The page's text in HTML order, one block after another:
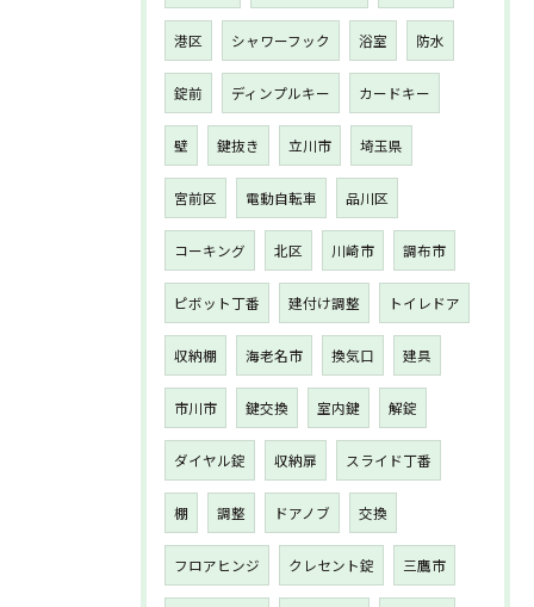
港区 シャワーフック 浴室 防水
錠前 ディンプルキー カードキー
壁 鍵抜き 立川市 埼玉県
宮前区 電動自転車 品川区
コーキング 北区 川崎市 調布市
ピボット丁番 建付け調整 トイレドア
収納棚 海老名市 換気口 建具
市川市 鍵交換 室内鍵 解錠
ダイヤル錠 収納扉 スライド丁番
棚 調整 ドアノブ 交換
フロアヒンジ クレセント錠 三鷹市